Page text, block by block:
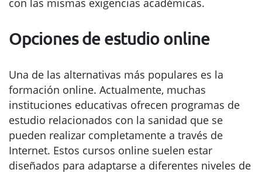
con las mismas exigencias académicas.
Opciones de estudio online
Una de las alternativas más populares es la
formación online. Actualmente, muchas
instituciones educativas ofrecen programas de
estudio relacionados con la sanidad que se
pueden realizar completamente a través de
Internet. Estos cursos online suelen estar
diseñados para adaptarse a diferentes niveles de